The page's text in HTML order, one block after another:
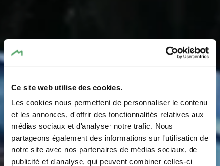
Ce site web utilise des cookies.
Les cookies nous permettent de personnaliser le contenu
et les annonces, d'offrir des fonctionnalités relatives aux
médias sociaux et d'analyser notre trafic. Nous
partageons également des informations sur l'utilisation de
notre site avec nos partenaires de médias sociaux, de
publicité et d'analyse, qui peuvent combiner celles-ci
Aqua Park Beaufort
Waar? 87, Grand-Rue, 6310 Beaufort